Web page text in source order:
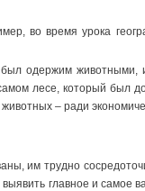
во время урока
одержим животными,
лесе, который был
– ради
им трудно
главное и самое